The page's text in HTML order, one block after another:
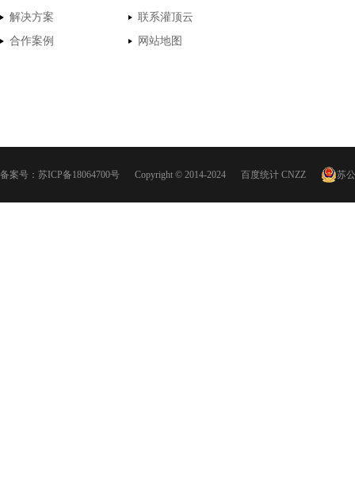
解决方案
联系灌顶云
合作案例
网站地图
备案号： 苏ICP备18064700号 Copyright © 2014-2024 百度统计 CNZZ 苏